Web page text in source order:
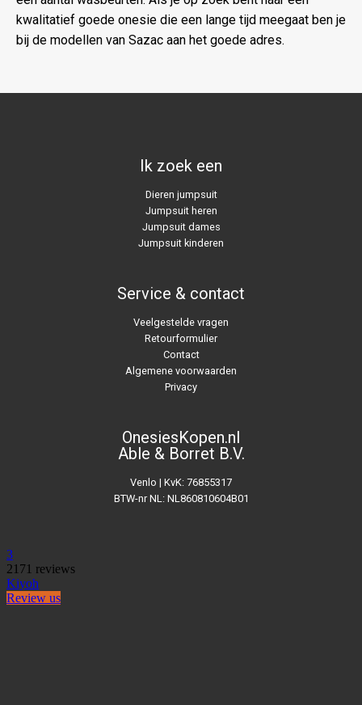
kwalitatief goede onesie die een lange tijd meegaat ben je
bij de modellen van Sazac aan het goede adres.
Ik zoek een
Dieren jumpsuit
Jumpsuit heren
Jumpsuit dames
Jumpsuit kinderen
Service & contact
Veelgestelde vragen
Retourformulier
Contact
Algemene voorwaarden
Privacy
OnesiesKopen.nl
Able & Borret B.V.
Venlo | KvK: 76855317
BTW-nr NL: NL860810604B01